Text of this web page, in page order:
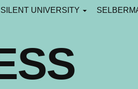
SILENT UNIVERSITY